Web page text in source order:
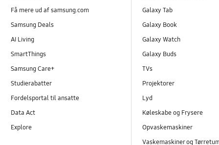
Få mere ud af samsung.com
Samsung Deals
AI Living
SmartThings
Samsung Care+
Studierabatter
Fordelsportal til ansatte
Data Act
Explore
Galaxy Tab
Galaxy Book
Galaxy Watch
Galaxy Buds
TVs
Projektorer
Lyd
Køleskabe og Frysere
Opvaskemaskiner
Vaskemaskiner og